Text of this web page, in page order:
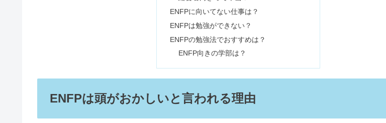
ISFPはモテる・かわいい！好きなタイプや恋愛の相性が悪いのは？
【INTJ最強】本質を見抜く・かっこいい！なりたい人はどうする？
ENFPはモテる！人たらしな恋愛傾向？好きなタイプ・相性も